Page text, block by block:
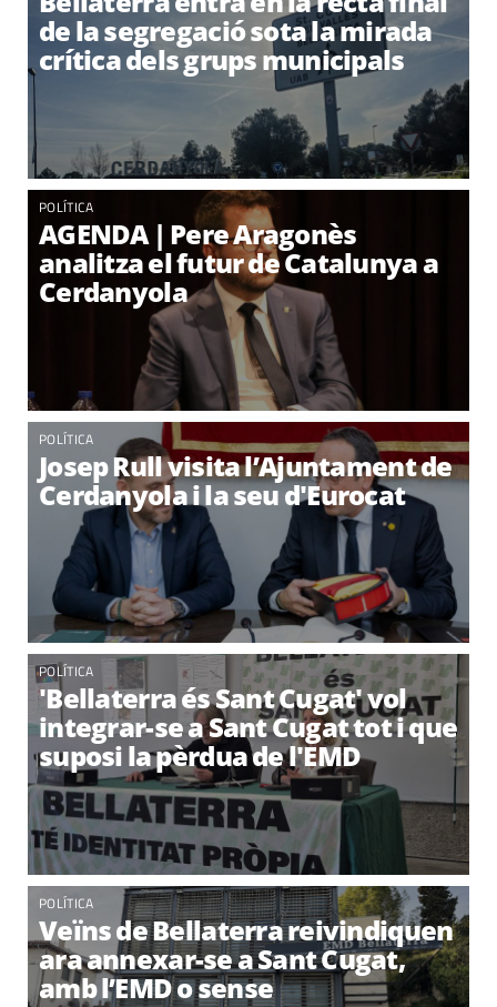
de la segregació sota la mirada
crítica dels grups municipals
POLÍTICA
AGENDA | Pere Aragonès
analitza el futur de Catalunya a
Cerdanyola
POLÍTICA
Josep Rull visita l’Ajuntament de
Cerdanyola i la seu d'Eurocat
POLÍTICA
'Bellaterra és Sant Cugat' vol
integrar-se a Sant Cugat tot i que
suposi la pèrdua de l'EMD
POLÍTICA
Veïns de Bellaterra reivindiquen
ara annexar-se a Sant Cugat,
amb l’EMD o sense